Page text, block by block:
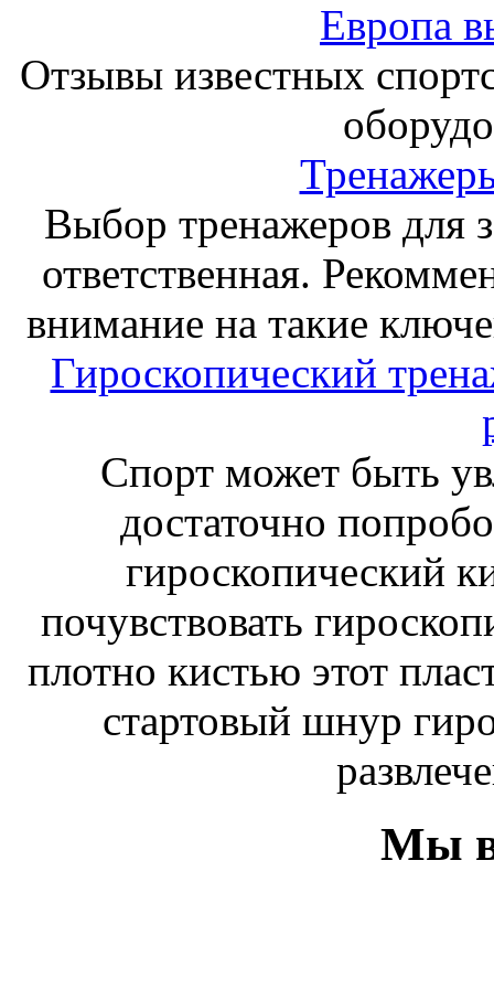
Европа
Отзывы известных
Выбор тренажеров для
ответственная.
внимание на такие
Гироскопический
Спорт может быть
достаточно
гироскопический
почувствовать
плотно кистью этот
стартовый шнур
Мы в